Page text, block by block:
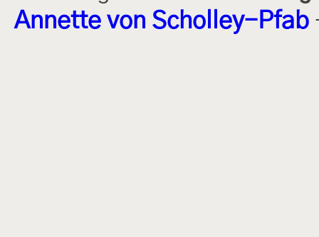
Annette von Scholley-Pfab